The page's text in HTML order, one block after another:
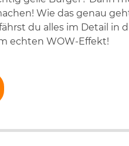
Wie das genau
du alles im Detail in
echten WOW-Effekt!